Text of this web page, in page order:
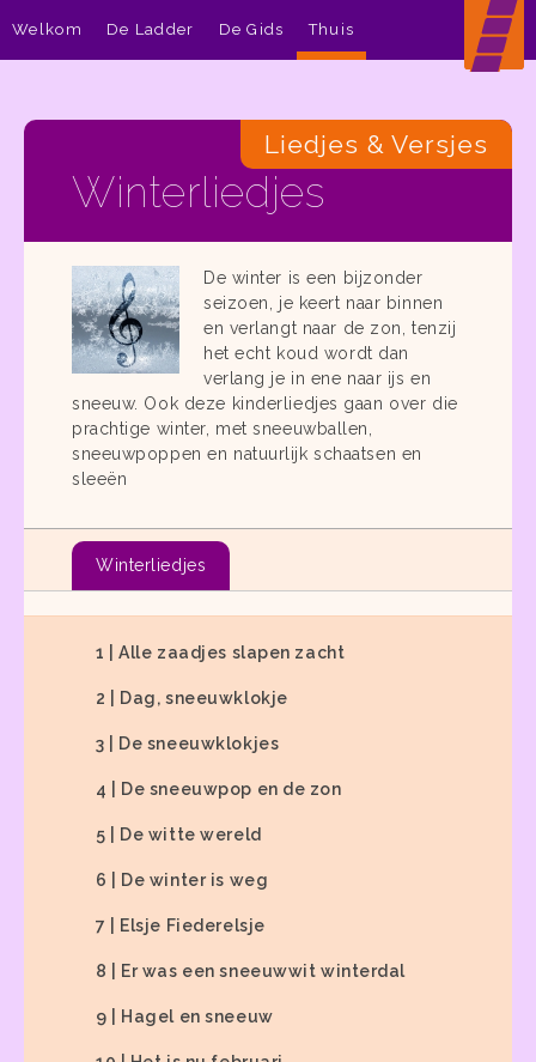
Winterliedjes
Liedjes & Versjes
De winter is een bijzonder
seizoen, je keert naar binnen
en verlangt naar de zon, tenzij
het echt koud wordt dan
verlang je in ene naar ijs en
sneeuw. Ook deze kinderliedjes gaan over die
prachtige winter, met sneeuwballen,
sneeuwpoppen en natuurlijk schaatsen en
sleeën
Winterliedjes
1 | Alle zaadjes slapen zacht
2 | Dag, sneeuwklokje
3 | De sneeuwklokjes
4 | De sneeuwpop en de zon
5 | De witte wereld
6 | De winter is weg
7 | Elsje Fiederelsje
8 | Er was een sneeuwwit winterdal
9 | Hagel en sneeuw
Welkom De Ladder De Gids Thuis